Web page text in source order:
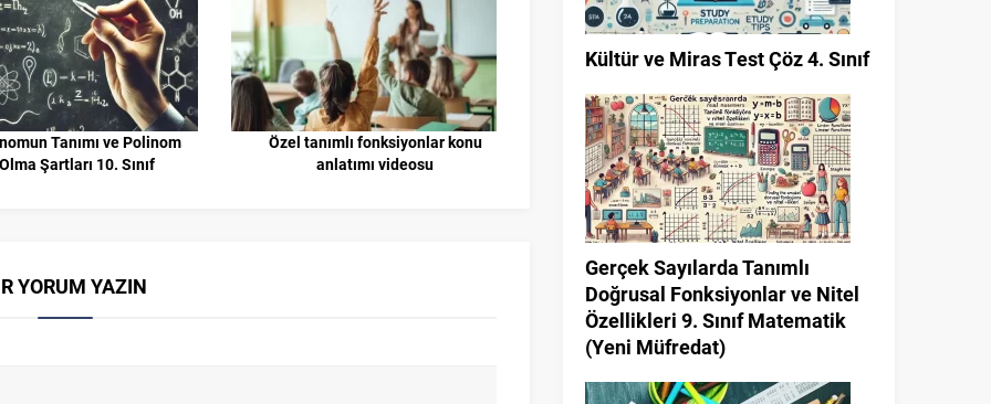
Tanımı ve Polinom
Şartları 10. Sınıf
Özel tanımlı fonksiyonlar konu
anlatımı videosu
Obeb – Okek soru çözümleri
videosu
YORUM YAZIN
Kültür ve Miras Test Çöz 4. Sınıf
Gerçek Sayılarda Tanımlı
Doğrusal Fonksiyonlar ve Nitel
Özellikleri 9. Sınıf Matematik
(Yeni Müfredat)